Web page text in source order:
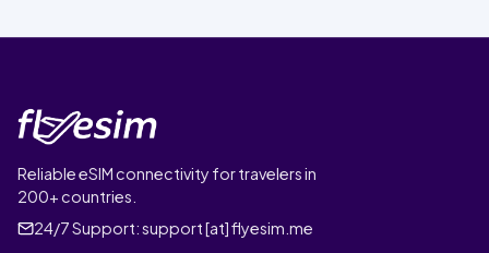
Reliable eSIM connectivity for travelers in
200+ countries.
24/7 Support:support [at] flyesim.me